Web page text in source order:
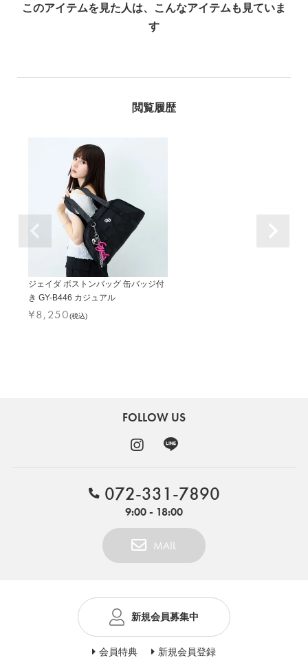
ジェイダ ボストンバッグ 缶バッジ付
き GY-B446 カジュアル
¥8,250(税込)
FOLLOW US
MAIL
072-331-7890
9:00 - 18:00
新規会員募集中
会員特典 新規会員登録